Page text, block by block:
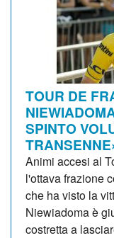
TOUR DE
SPINTO
Animi accesi al
l'ottava frazione
che ha visto la
Niewiadoma è
costretta a